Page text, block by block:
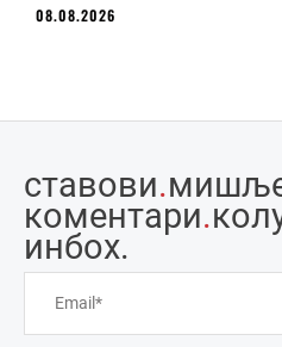
08.08.2026
ставови.
коментари.
инбоx.